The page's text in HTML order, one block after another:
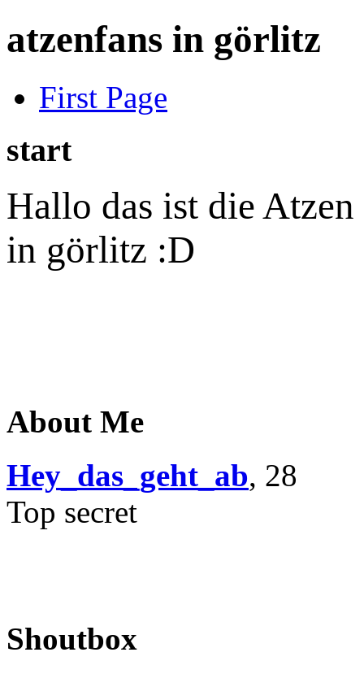
atzenfans in görlitz
First Page
start
Hallo das ist die
in görlitz :D
About Me
Hey_das_geht_ab, 28
Top secret
Shoutbox